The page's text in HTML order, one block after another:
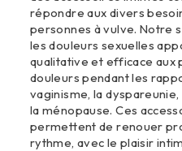
répondre aux divers
personnes à vulve. Notre
les douleurs sexuelles
qualitative et efficace aux
douleurs pendant les
vaginisme, la
la ménopause. Ces
permettent de renouer
rythme, avec le plaisir